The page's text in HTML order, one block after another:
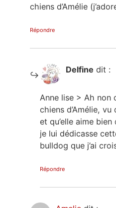
chiens d’Amélie
Répondre
Delfine dit :
Anne lise > Ah non
chiens d’Amélie, vu
et qu’elle aime
je lui dédicasse
bulldog que j’ai
Répondre